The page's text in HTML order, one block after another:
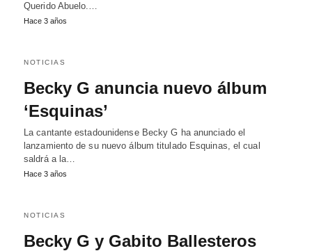
Querido Abuelo.…
Hace 3 años
NOTICIAS
Becky G anuncia nuevo álbum
‘Esquinas’
La cantante estadounidense Becky G ha anunciado el
lanzamiento de su nuevo álbum titulado Esquinas, el cual
saldrá a la…
Hace 3 años
NOTICIAS
Becky G y Gabito Ballesteros